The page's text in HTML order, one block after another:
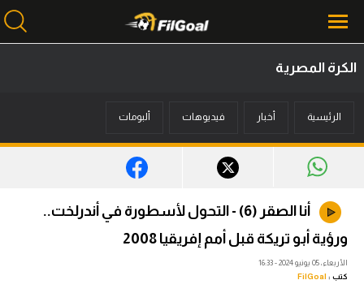
أخبار
فانتازي في الجول
الكرة المصرية
الرئيسية أخبار فيديوهات ألبومات
أنا الصقر (6) - التحول لأسطورة في أندرلخت..
ورؤية أبو تريكة قبل أمم إفريقيا 2008
الأربعاء، 05 يونيو 2024 - 16:33
كتب : FilGoal